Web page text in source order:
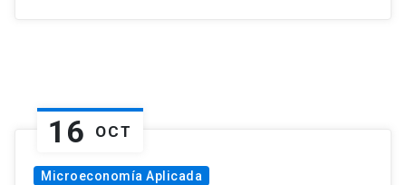
16 OCT
Microeconomía Aplicada